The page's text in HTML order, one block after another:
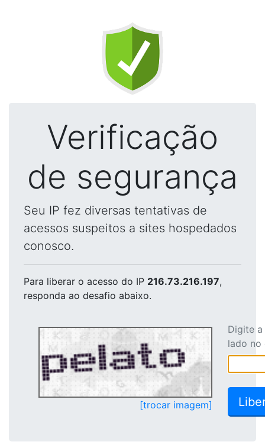
Verificação
de segurança
Seu IP fez diversas tentativas de
acessos suspeitos a sites hospedados
conosco.
Para liberar o acesso do IP 216.73.216.197,
responda ao desafio abaixo.
[trocar imagem]
Digite
lado no